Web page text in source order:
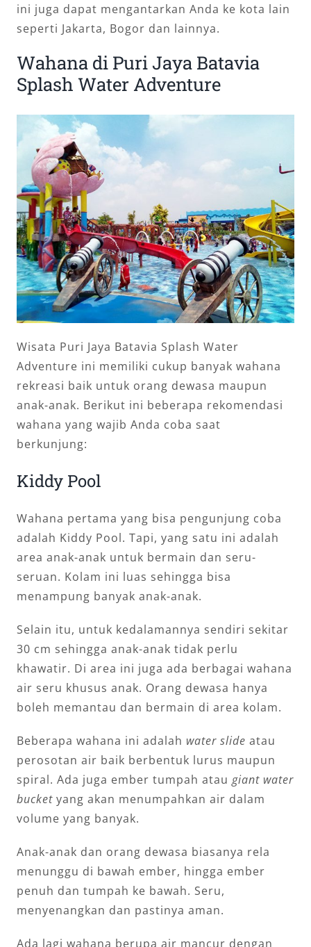
ini juga dapat mengantarkan Anda ke kota lain
seperti Jakarta, Bogor dan lainnya.
Wahana di Puri Jaya Batavia
Splash Water Adventure
Wisata Puri Jaya Batavia Splash Water
Adventure ini memiliki cukup banyak wahana
rekreasi baik untuk orang dewasa maupun
anak-anak. Berikut ini beberapa rekomendasi
wahana yang wajib Anda coba saat
berkunjung:
Kiddy Pool
Wahana pertama yang bisa pengunjung coba
adalah Kiddy Pool. Tapi, yang satu ini adalah
area anak-anak untuk bermain dan seru-
seruan. Kolam ini luas sehingga bisa
menampung banyak anak-anak.
Selain itu, untuk kedalamannya sendiri sekitar
30 cm sehingga anak-anak tidak perlu
khawatir. Di area ini juga ada berbagai wahana
air seru khusus anak. Orang dewasa hanya
boleh memantau dan bermain di area kolam.
Beberapa wahana ini adalah water slide atau
perosotan air baik berbentuk lurus maupun
spiral. Ada juga ember tumpah atau giant water
bucket yang akan menumpahkan air dalam
volume yang banyak.
Anak-anak dan orang dewasa biasanya rela
menunggu di bawah ember, hingga ember
penuh dan tumpah ke bawah. Seru,
menyenangkan dan pastinya aman.
Ada lagi wahana berupa air mancur dengan